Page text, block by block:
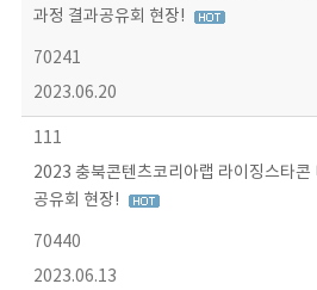
과정 결과공유회 현장!
70241
2023.06.20
111
2023 충북콘텐츠코리아랩 라이징스타콘
공유회 현장!
70440
2023.06.13